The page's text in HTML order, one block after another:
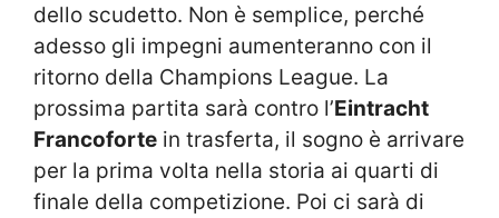
dello scudetto. Non è semplice, perché
adesso gli impegni aumenteranno con il
ritorno della Champions League. La
prossima partita sarà contro l’Eintracht
Francoforte in trasferta, il sogno è arrivare
per la prima volta nella storia ai quarti di
finale della competizione. Poi ci sarà di